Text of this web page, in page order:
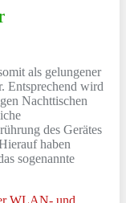
als gelungener
Entsprechend wird
Nachttischen
des Gerätes
haben
sogenannte